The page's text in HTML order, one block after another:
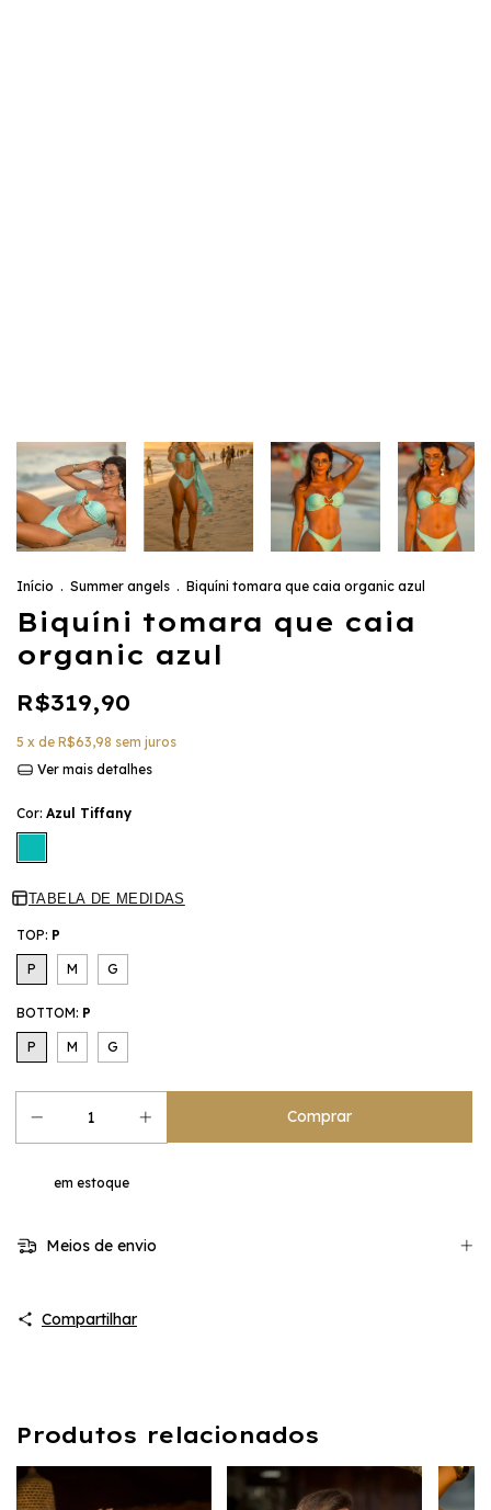
Início . Summer angels . Biquíni tomara que caia organic azul
Biquíni tomara que caia
organic azul
R$319,90
5 x de R$63,98 sem juros
Ver mais detalhes
Cor: Azul Tiffany
TABELA DE MEDIDAS
TOP: P
P M G
BOTTOM: P
P M G
em estoque
Meios de envio
Compartilhar
Produtos relacionados